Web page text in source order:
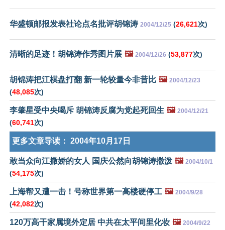
华盛顿邮报发表社论点名批评胡锦涛 2004/12/25 (26,621次)
清晰的足迹！胡锦涛作秀图片展 🖼️ 2004/12/26 (53,877次)
胡锦涛把江棋盘打翻 新一轮较量今非昔比 🖼️ 2004/12/23
(48,085次)
李肇星受中央喝斥 胡锦涛反腐为党起死回生 🖼️ 2004/12/21
(60,741次)
更多文章导读： 2004年10月17日
敢当众向江撒娇的女人 国庆公然向胡锦涛撒泼 🖼️ 2004/10/1
(54,175次)
上海帮又遭一击！号称世界第一高楼硬停工 🖼️ 2004/9/28
(42,082次)
120万高干家属境外定居 中共在太平间里化妆 🖼️ 2004/9/22